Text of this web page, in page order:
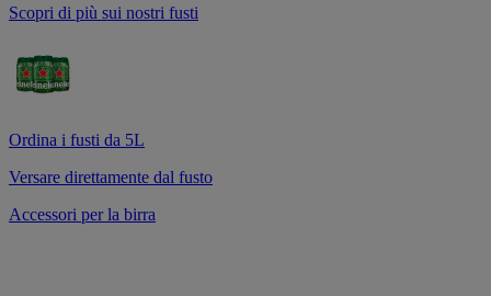
Scopri di più sui nostri fusti
Ordina i fusti da 5L
Versare direttamente dal fusto
Accessori per la birra